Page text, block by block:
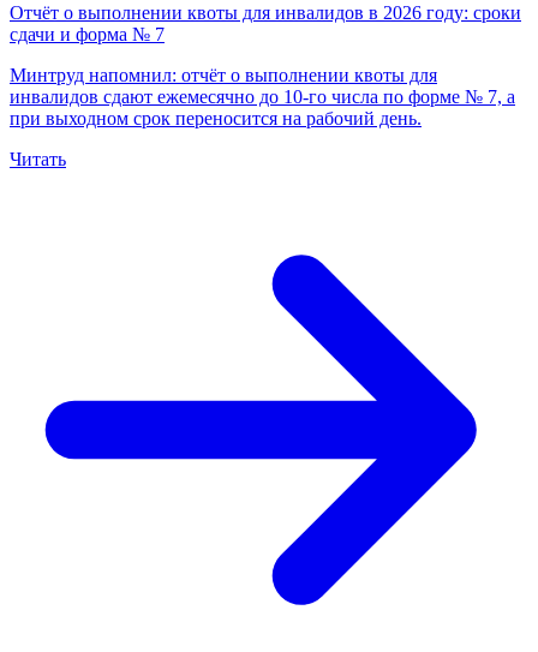
Отчёт о выполнении квоты для инвалидов в 2026 году: сроки
сдачи и форма № 7
Минтруд напомнил: отчёт о выполнении квоты для
инвалидов сдают ежемесячно до 10-го числа по форме № 7, а
при выходном срок переносится на рабочий день.
Читать